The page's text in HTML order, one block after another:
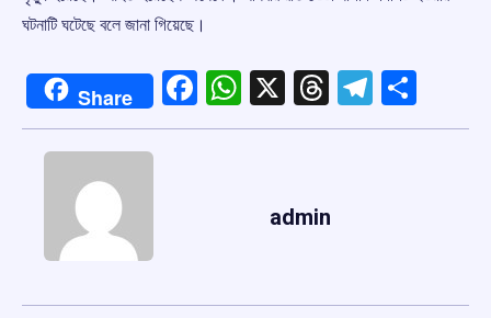
ঘটনাটি ঘটেছে বলে জানা গিয়েছে।
Share Facebook
WhatsApp
X Threads
admin